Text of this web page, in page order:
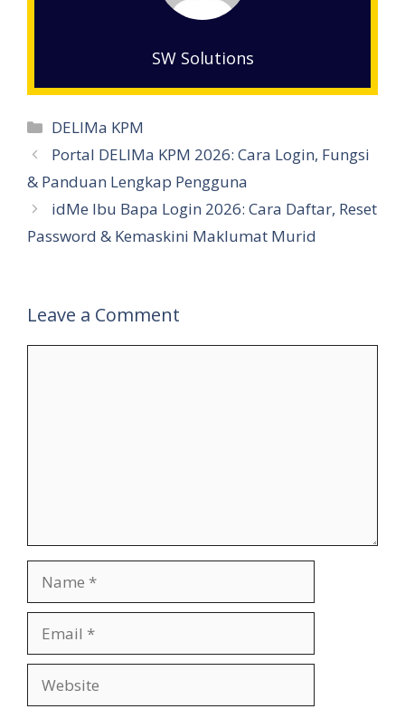
SW Solutions
Categories
DELIMa KPM
Portal DELIMa KPM 2026: Cara Login, Fungsi
& Panduan Lengkap Pengguna
idMe Ibu Bapa Login 2026: Cara Daftar, Reset
Password & Kemaskini Maklumat Murid
Leave a Comment